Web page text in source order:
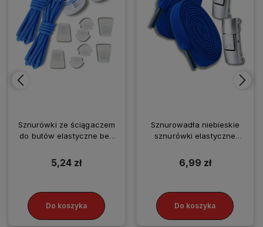
Sznurówki ze ściągaczem
do butów elastyczne bez
5,24 zł
Do koszyka
Sznurowadła niebieskie
sznurówki elastyczne
6,99 zł
Do koszyka